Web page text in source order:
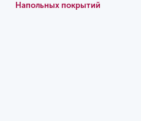
Напольных покрытий